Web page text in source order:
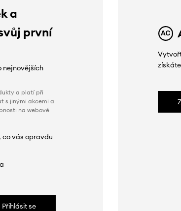
a
první
nejnovějších
a platí při
s jinými akcemi a
na webové
co vás opravdu
Přihlásit se